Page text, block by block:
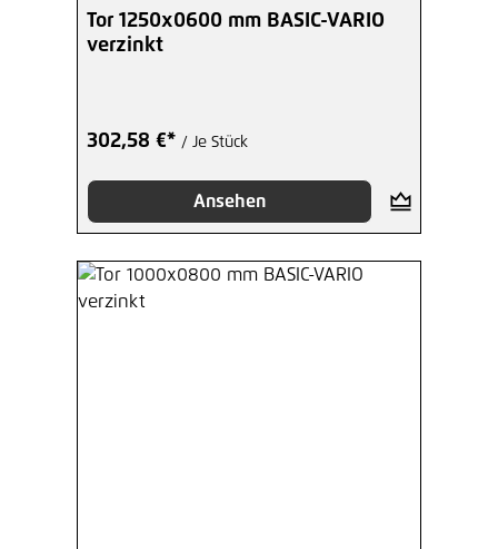
Tor 1250x0600 mm BASIC-VARIO
verzinkt
302,58 €* / Je Stück
Ansehen